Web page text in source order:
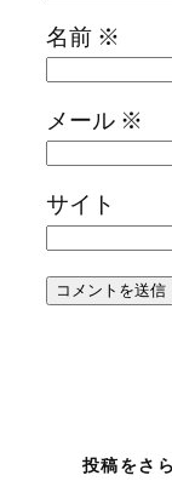
名前 ※
メール ※
サイト
投稿をさ